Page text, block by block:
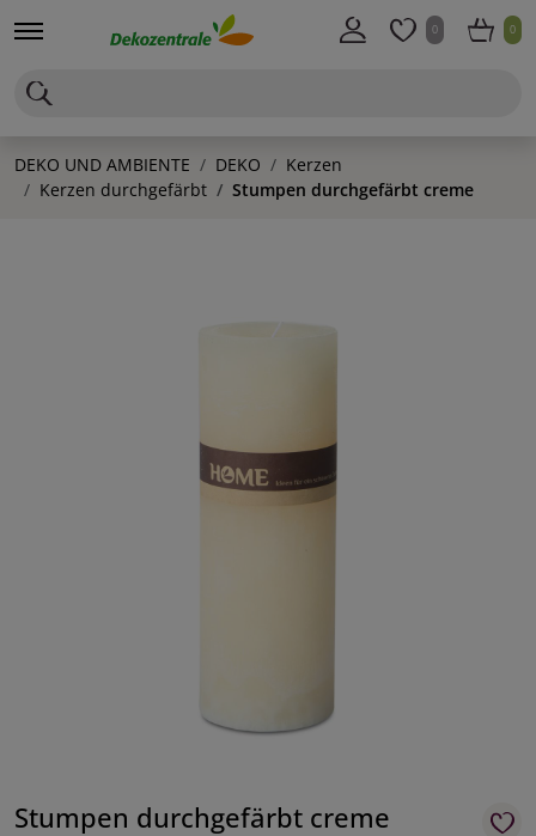
0 0
DEKO UND AMBIENTE DEKO
Kerzen
Kerzen durchgefärbt
Stumpen durchgefärbt creme
Stumpen durchgefärbt creme